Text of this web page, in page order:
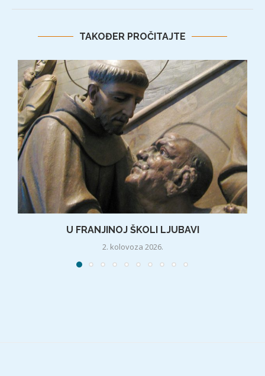
TAKOĐER PROČITAJTE
U FRANJINOJ ŠKOLI LJUBAVI
2. kolovoza 2026.